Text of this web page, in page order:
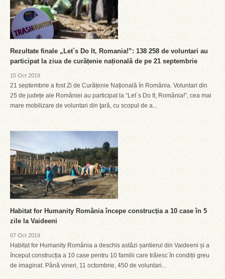
Rezultate finale „Let`s Do It, Romania!”: 138 258 de voluntari au
participat la ziua de curățenie națională de pe 21 septembrie
15 Oct 2019
21 septembrie a fost Zi de Curățenie Națională în România. Voluntari din
25 de județe ale României au participat la “Let`s Do It, România!”, cea mai
mare mobilizare de voluntari din ţară, cu scopul de a...
Habitat for Humanity România începe construcția a 10 case în 5
zile la Vaideeni
07 Oct 2019
Habitat for Humanity România a deschis astăzi șantierul din Vaideeni și a
început construcția a 10 case pentru 10 familii care trăiesc în condiții greu
de imaginat. Până vineri, 11 octombrie, 450 de voluntari...